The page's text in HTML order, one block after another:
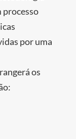
processo
por uma
os